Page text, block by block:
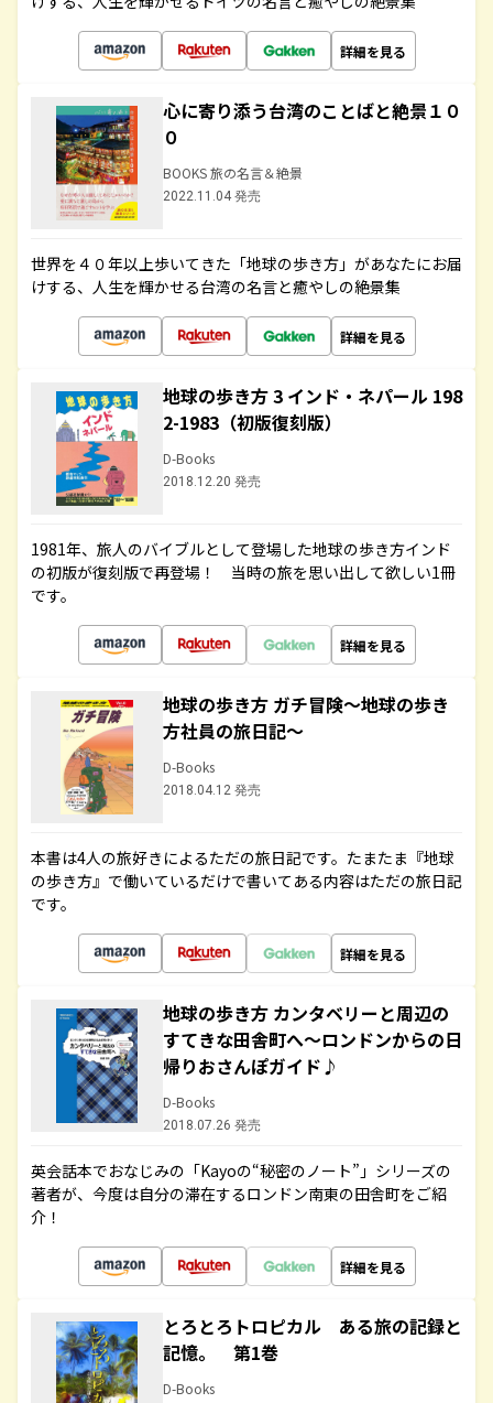
詳細を見る
心に寄り添う台湾のことばと絶景１０
０
BOOKS 旅の名言＆絶景
2022.11.04 発売
世界を４０年以上歩いてきた「地球の歩き方」があなたにお届
けする、人生を輝かせる台湾の名言と癒やしの絶景集
詳細を見る
地球の歩き方 3 インド・ネパール 198
2-1983（初版復刻版）
D-Books
2018.12.20 発売
1981年、旅人のバイブルとして登場した地球の歩き方インド
の初版が復刻版で再登場！ 当時の旅を思い出して欲しい1冊
です。
詳細を見る
地球の歩き方 ガチ冒険～地球の歩き
方社員の旅日記～
D-Books
2018.04.12 発売
本書は4人の旅好きによるただの旅日記です。たまたま『地球
の歩き方』で働いているだけで書いてある内容はただの旅日記
です。
詳細を見る
地球の歩き方 カンタベリーと周辺の
すてきな田舎町へ～ロンドンからの日
帰りおさんぽガイド♪
D-Books
2018.07.26 発売
英会話本でおなじみの「Kayoの“秘密のノート”」シリーズの
著者が、今度は自分の滞在するロンドン南東の田舎町をご紹
介！
詳細を見る
とろとろトロピカル ある旅の記録と
記憶。 第1巻
D-Books